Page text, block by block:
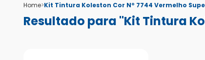
Home>Kit Tintura Koleston Cor Nº 7744 Vermelho
Resultado para "Kit Tintura